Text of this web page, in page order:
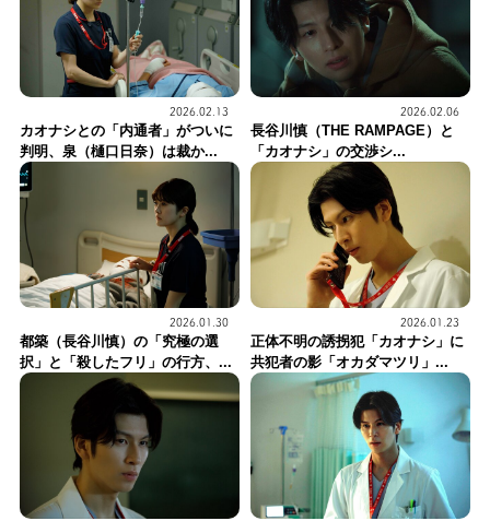
2026.02.13
カオナシとの「内通者」がついに
判明、泉（樋口日奈）は裁か...
2026.02.06
長谷川慎（THE RAMPAGE）と
「カオナシ」の交渉シ...
2026.01.30
都築（長谷川慎）の「究極の選
択」と「殺したフリ」の行方、...
2026.01.23
正体不明の誘拐犯「カオナシ」に
共犯者の影「オカダマツリ」...